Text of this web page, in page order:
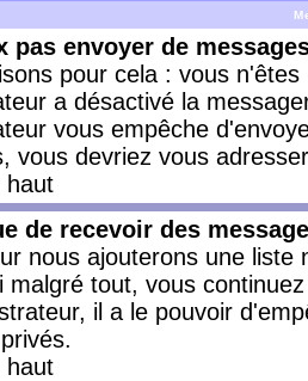
pas envoyer de
pour cela : vous
a désactivé la
vous empêche
vous devriez vous
haut
de recevoir des
nous ajouterons une
malgré tout, vous
il a le pouvoir
haut